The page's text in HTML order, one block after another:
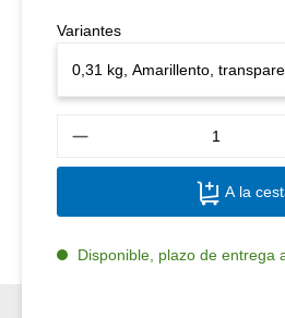
Variantes
A la
Disponible, plazo de entrega